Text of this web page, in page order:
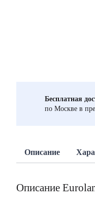
Бесплатная
по Москве в
Описание
Описание